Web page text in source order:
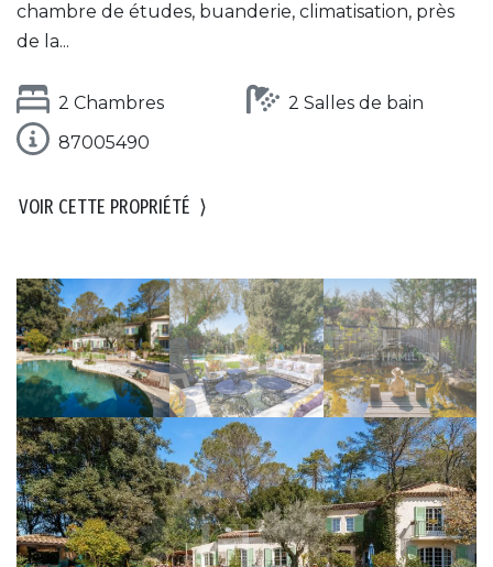
chambre de études, buanderie, climatisation, près
de la...
2 Chambres
2 Salles de bain
87005490
VOIR CETTE PROPRIÉTÉ ⟩